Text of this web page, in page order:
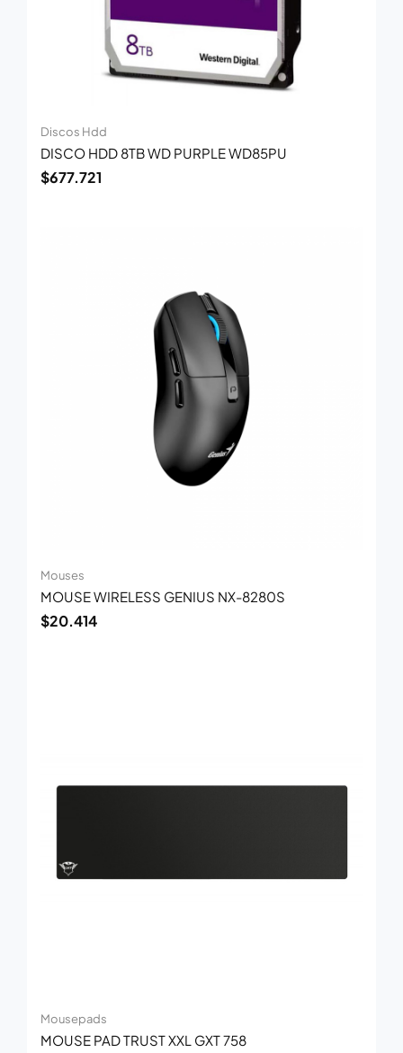
Discos Hdd
DISCO HDD 8TB WD PURPLE WD85PU
$677.721
Mouses
MOUSE WIRELESS GENIUS NX-8280S
$20.414
Mousepads
MOUSE PAD TRUST XXL GXT 758